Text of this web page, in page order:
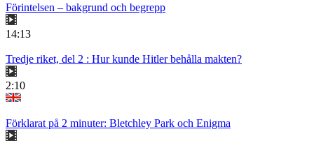
Förintelsen – bakgrund och begrepp
14:13
Tredje riket, del 2 : Hur kunde Hitler behålla makten?
2:10
Förklarat på 2 minuter: Bletchley Park och Enigma